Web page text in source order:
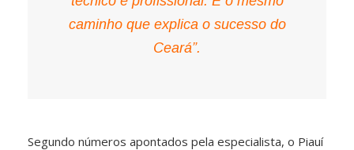
caminho que explica o sucesso do
Ceará”.
Segundo números apontados pela especialista, o Piauí